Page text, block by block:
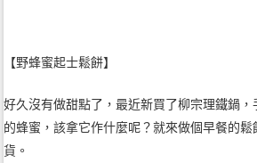
【野蜂蜜起士鬆餅】
好久沒有做甜點了，最近新買了柳宗理鐵鍋
的蜂蜜，該拿它作什麼呢？就來做個早餐的
貨。